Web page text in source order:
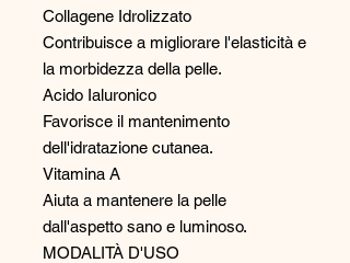
Collagene Idrolizzato
Contribuisce a migliorare l'elasticità e
la morbidezza della pelle.
Acido Ialuronico
Favorisce il mantenimento
dell'idratazione cutanea.
Vitamina A
Aiuta a mantenere la pelle
dall'aspetto sano e luminoso.
MODALITÀ D'USO